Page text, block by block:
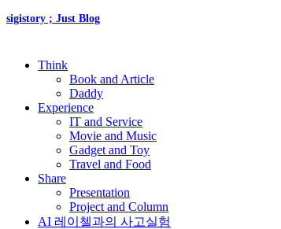
sigistory ; Just Blog
Think
Book and Article
Daddy
Experience
IT and Service
Movie and Music
Gadget and Toy
Travel and Food
Share
Presentation
Project and Column
AI 레이첼과의 사고실험